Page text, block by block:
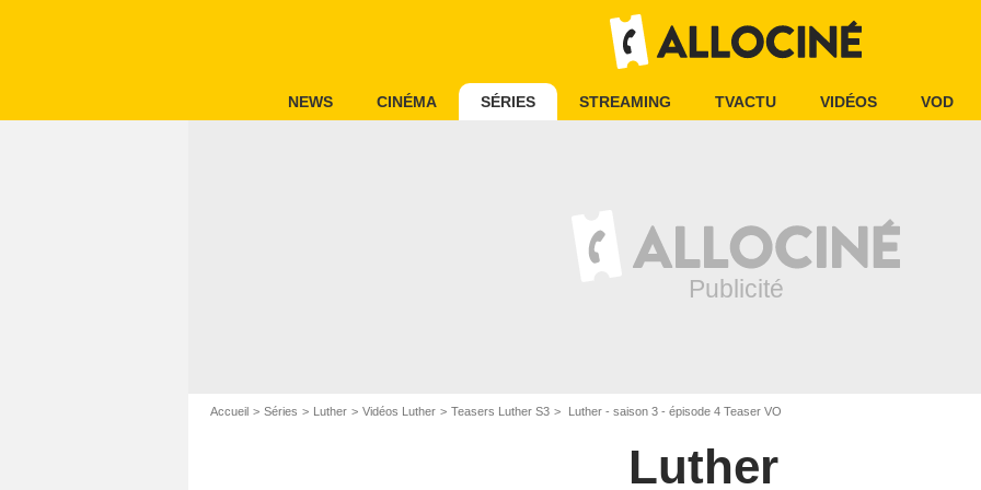
NEWS CINÉMA SÉRIES STREAMING TVACTU VIDÉOS VOD
Accueil Séries Luther Vidéos Luther Teasers Luther S3 Luther - saison 3 - épisode 4 Teaser VO
Luther